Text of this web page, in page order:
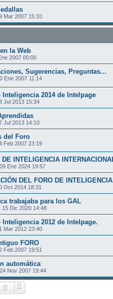
Mar 2007 15:10
la Web
2007 00:00
Sugerencias, Preguntas...
Ene 2007 11:14
Inteligencia 2014 de Intelpage
Jul 2013 15:34
Jul 2013 14:10
del Foro
Feb 2007 23:19
INTELIGENCIA
09 Ene 2024 19:57
DEL FORO DE INTELIGENCIA
Oct 2014 18:31
trabajaba para los GAL
15 Dic 2020 14:48
Inteligencia 2012 de Intelpage.
Mar 2012 23:40
FORO
Feb 2007 19:51
automática
24 Nov 2007 19:44